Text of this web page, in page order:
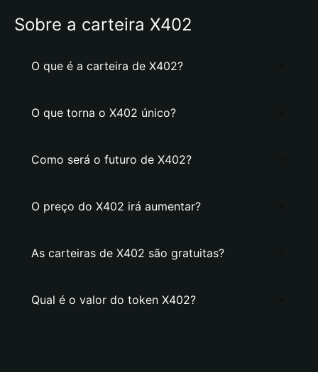
Sobre a carteira X402
O que é a carteira de X402?
O que torna o X402 único?
Como será o futuro de X402?
O preço do X402 irá aumentar?
As carteiras de X402 são gratuitas?
Qual é o valor do token X402?